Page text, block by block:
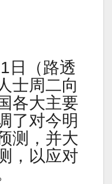
日（路透
士周二向
各大主要
了对今明
测，并大
，以应对